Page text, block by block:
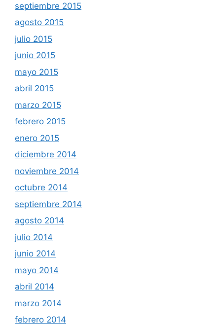
septiembre 2015
agosto 2015
julio 2015
junio 2015
mayo 2015
abril 2015
marzo 2015
febrero 2015
enero 2015
diciembre 2014
noviembre 2014
octubre 2014
septiembre 2014
agosto 2014
julio 2014
junio 2014
mayo 2014
abril 2014
marzo 2014
febrero 2014